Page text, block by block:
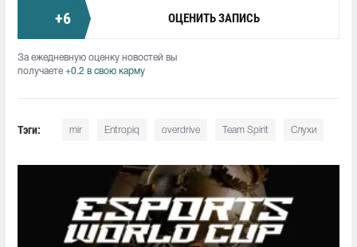
+6 ОЦЕНИТЬ ЗАПИСЬ
За ежедневную оценку новостей вы
получаете +0.2 в свою карму
Тэги: mir Entropiq overdrive Team Spirit Слухи